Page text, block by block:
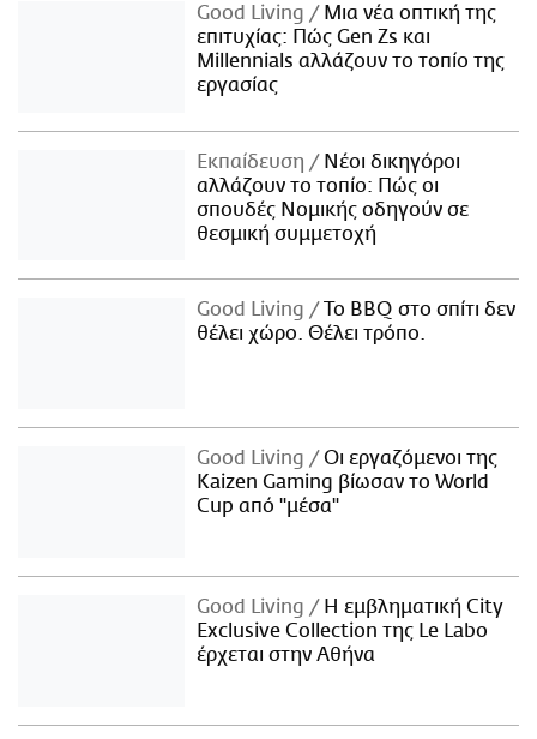
Good Living
Μια νέα οπτική της
επιτυχίας: Πώς Gen Zs και
Millennials αλλάζουν το τοπίο της
εργασίας
Εκπαίδευση
Νέοι δικηγόροι
αλλάζουν το τοπίο: Πώς οι
σπουδές Νομικής οδηγούν σε
θεσμική συμμετοχή
Good Living
Το BBQ στο σπίτι δεν
θέλει χώρο. Θέλει τρόπο.
Good Living
Οι εργαζόμενοι της
Kaizen Gaming βίωσαν το World
Cup από "μέσα"
Good Living
Η εμβληματική City
Exclusive Collection της Le Labo
έρχεται στην Αθήνα